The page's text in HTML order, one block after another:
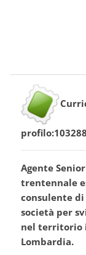
profilo:103288
Agente
trentennale
consulente
società per
nel territorio
Lombardia.